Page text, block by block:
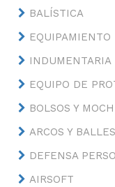
BALÍSTICA
EQUIPAMIENTO
INDUMENTARIA
EQUIPO DE
BOLSOS Y
ARCOS Y
DEFENSA
AIRSOFT